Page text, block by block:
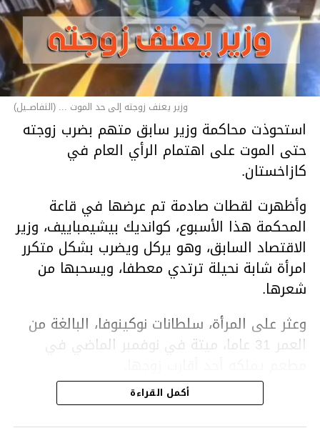
وزير يعنف زوجته إلى حد الموت ... (التفاصــيل)
استحوذت محاكمة وزير سابق متهم بضرب زوجته
حتى الموت على اهتمام الرأي العام في
كازاخستان.
وأظهرت لقطات صادمة تم عرضها في قاعة
المحكمة هذا الأسبوع، كوانديك بيشيمباييف، وزير
الاقتصاد السابق، وهو يركل ويضرب بشكل متكرر
امرأة شابة نحيلة ترتدي معطفا، ويسحبها من
شعرها.
وعثر على المرأة، سلطانات نوكينوفا، البالغة من
العمر 31 عاما، ميتة في نوفمبر الماضي في
ووفقا لتقرير الطبيب الشرعي، توفيت نوكينوفا
متأثرة بصدمة في الدماغ، وكانت إحدى عظام
أكمل القراءة